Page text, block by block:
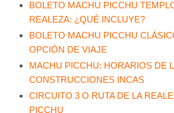
BOLETO MACHU PICCHU
REALEZA: ¿QUÉ INCLUYE?
BOLETO MACHU PICCHU
OPCIÓN DE VIAJE
MACHU PICCHU: HORARIOS DE
CONSTRUCCIONES INCAS
CIRCUITO 3 O RUTA DE LA
PICCHU